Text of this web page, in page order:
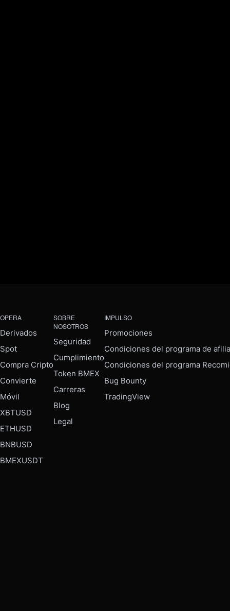
OPERA
Derivados
Spot
Compra Cripto
Convierte
Móvil
XBTUSD
ETHUSD
BNBUSD
BMEXUSDT
SOBRE
NOSOTROS
Seguridad
Cumplimiento
Token BMEX
Carreras
Blog
Legal
IMPULSO
Promociones
Condiciones del programa de
Condiciones del programa
Bug Bounty
TradingView